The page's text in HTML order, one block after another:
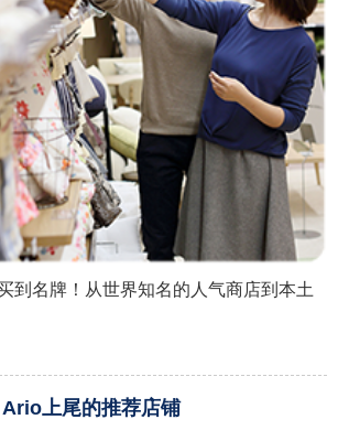
到名牌！从世界知名的人气商店到本土
Ario上尾的推荐店铺